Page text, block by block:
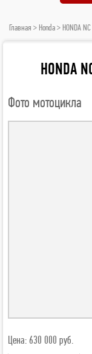
Главная > Honda> HONDA
HONDA
Фото мотоцикла
Цена: 630 000 руб.